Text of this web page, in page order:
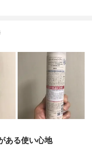
ある使い心地